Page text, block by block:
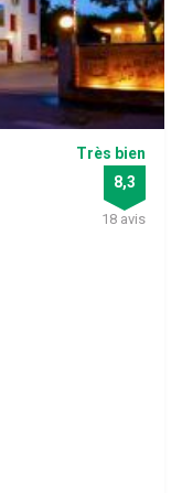
Très bien
8,3
18 avis